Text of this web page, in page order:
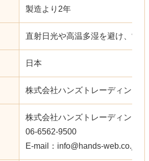
製造より2年
直射日光や高温多湿を避け、常
日本
株式会社ハンズトレーディング
株式会社ハンズトレーディング
06-6562-9500
E-mail：info@hands-web.co.jp